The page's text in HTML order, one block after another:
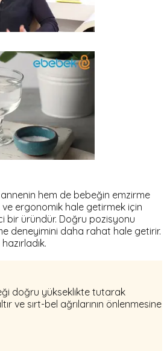
hem de bebeğin emzirme
ergonomik hale getirmek için
bir üründür. Doğru pozisyonu
deneyimini daha rahat hale getirir.
doğru yükseklikte tutarak
ve sırt-bel ağrılarının önlenmesine